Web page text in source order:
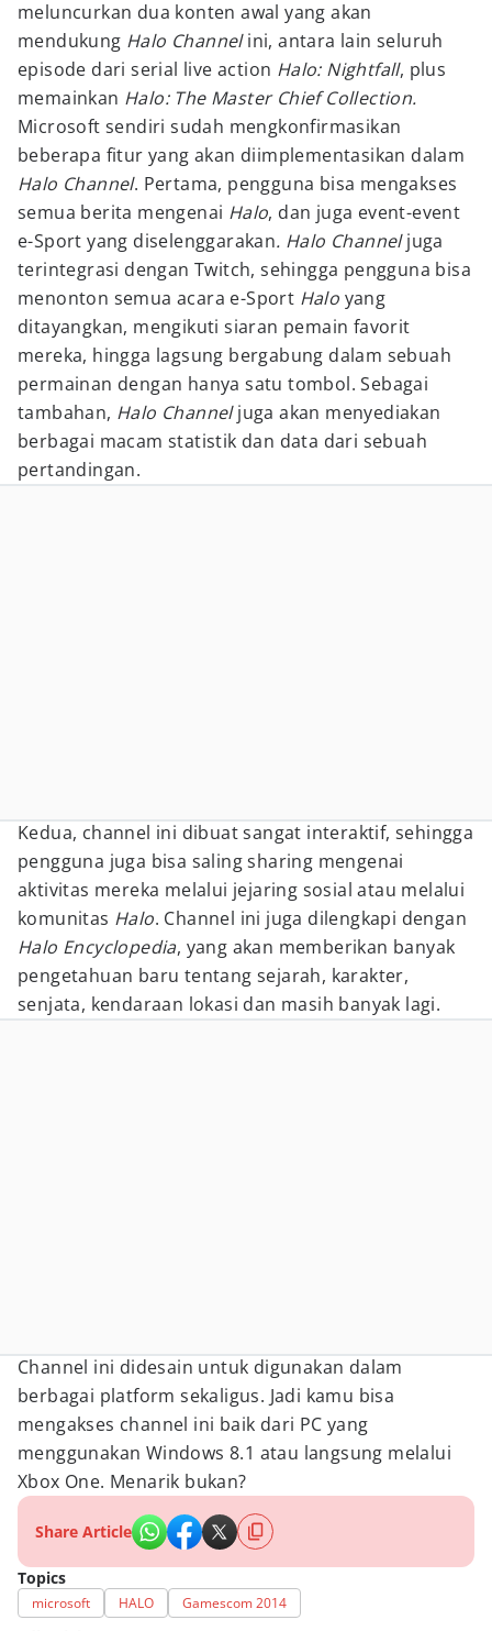
meluncurkan dua konten awal yang akan
mendukung Halo Channelini, antara lain seluruh
episode dari serial live action Halo: Nightfall, plus
memainkan Halo: The Master Chief Collection.
Microsoft sendiri sudah mengkonfirmasikan
beberapa fitur yang akan diimplementasikan dalam
Halo Channel. Pertama, pengguna bisa mengakses
semua berita mengenai Halo, dan juga event-event
e-Sport yang diselenggarakan. Halo Channeljuga
terintegrasi dengan Twitch, sehingga pengguna bisa
menonton semua acara e-Sport Halo yang
ditayangkan, mengikuti siaran pemain favorit
mereka, hingga lagsung bergabung dalam sebuah
permainan dengan hanya satu tombol. Sebagai
tambahan, Halo Channeljuga akan menyediakan
berbagai macam statistik dan data dari sebuah
pertandingan.
Kedua, channel ini dibuat sangat interaktif, sehingga
pengguna juga bisa saling sharing mengenai
aktivitas mereka melalui jejaring sosial atau melalui
komunitas Halo. Channel ini juga dilengkapi dengan
Halo Encyclopedia, yang akan memberikan banyak
pengetahuan baru tentang sejarah, karakter,
senjata, kendaraan lokasi dan masih banyak lagi.
Channel ini didesain untuk digunakan dalam
berbagai platform sekaligus. Jadi kamu bisa
mengakses channel ini baik dari PC yang
menggunakan Windows 8.1 atau langsung melalui
Xbox One. Menarik bukan?
Share Article
Topics
microsoft HALO Gamescom 2014